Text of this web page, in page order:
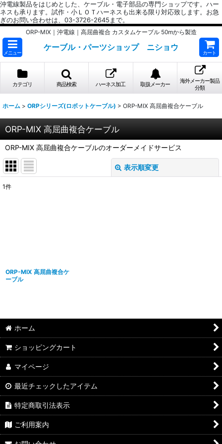
沖電線製品をはじめとした、ケーブル・電子部品の専門ショップです。ハー
ネスも承ります。試作・小ＬＯＴハーネスも出来る限り対応致します。お急
ぎのお問い合わせは、03-3726-2645まで。
ORP-MIX｜沖電線｜高屈曲複合 カスタムケーブル 50mから製造
メニュー
ケーブル・パーツショップ ニショウ
カート
カテゴリ 商品検索 ハーネス加工 取扱メーカー
海外メーカー製品
分類
ホーム > ORPシリーズ(ロボットケーブル) > ORP-MIX 高屈曲複合ケーブル
ORP-MIX 高屈曲複合ケーブル
ORP-MIX 高屈曲複合ケーブルのオーダーメイドサービス
表示順変更
1件
ORP-MIX 高屈曲複合ケ
ーブル
ホーム
ショッピングカート
マイページ
最近チェックしたアイテム
特定商取引法表示
ご利用案内